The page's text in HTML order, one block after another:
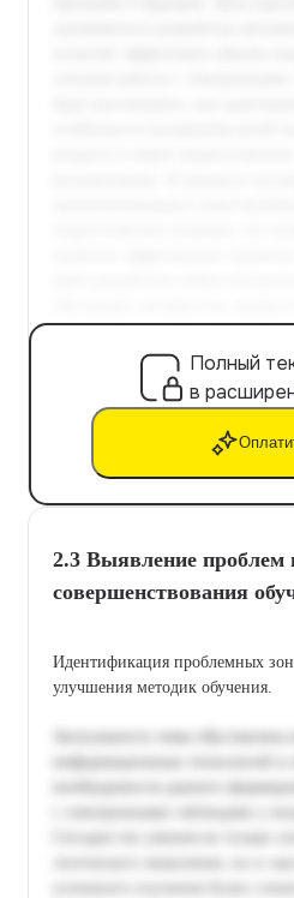
Полный
в
2.3 Выявление проблем
совершенствования
Идентификация проблемных
улучшения методик обучения.